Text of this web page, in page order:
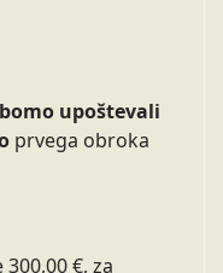
upoštevali
prvega obroka
€, za